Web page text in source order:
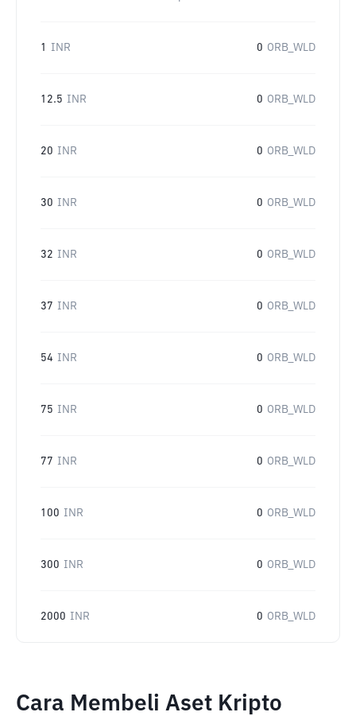
1 INR 0 ORB_WLD
12.5 INR 0 ORB_WLD
20 INR 0 ORB_WLD
30 INR 0 ORB_WLD
32 INR 0 ORB_WLD
37 INR 0 ORB_WLD
54 INR 0 ORB_WLD
75 INR 0 ORB_WLD
77 INR 0 ORB_WLD
100 INR 0 ORB_WLD
300 INR 0 ORB_WLD
2000 INR 0 ORB_WLD
Cara Membeli Aset Kripto